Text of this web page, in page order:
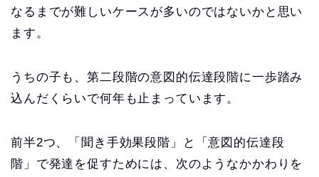
なるまでが難しいケースが多いのではないかと思い
ます。
うちの子も、第二段階の意図的伝達段階に一歩踏み
込んだくらいで何年も止まっています。
前半2つ、「聞き手効果段階」と「意図的伝達段
階」で発達を促すためには、次のようなかかわりを